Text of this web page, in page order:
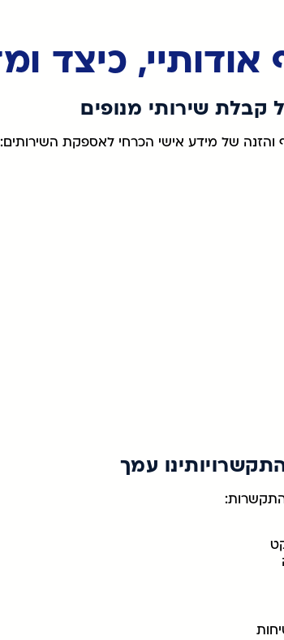
קבלת שירותי מנופים
והזנה של מידע אישי הכרחי לאספקת השירותים:
עמך